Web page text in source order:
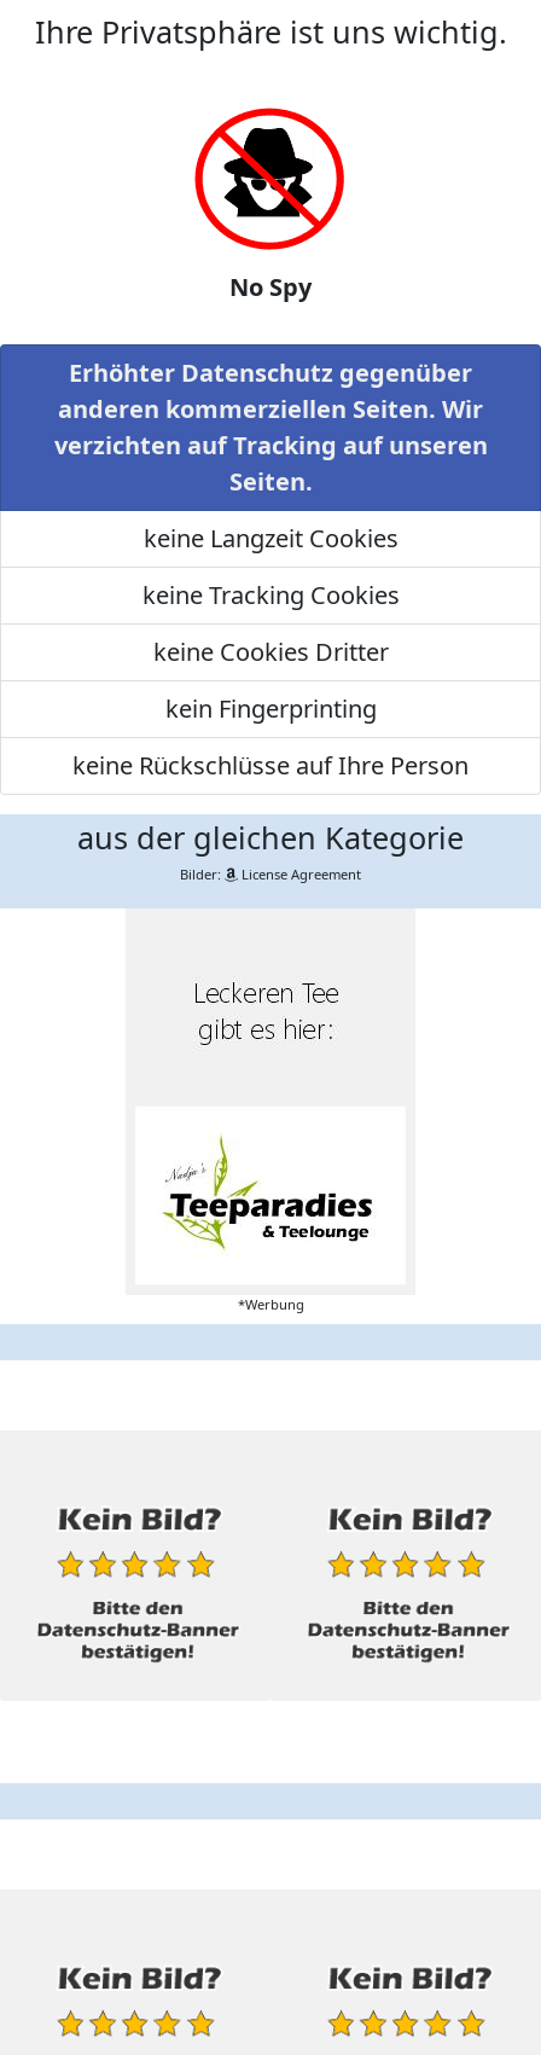
Ihre Privatsphäre ist uns wichtig.
No Spy
Erhöhter Datenschutz gegenüber
anderen kommerziellen Seiten. Wir
verzichten auf Tracking auf unseren
Seiten.
keine Langzeit Cookies
keine Tracking Cookies
keine Cookies Dritter
kein Fingerprinting
keine Rückschlüsse auf Ihre Person
aus der gleichen Kategorie
Bilder: License Agreement
*Werbung